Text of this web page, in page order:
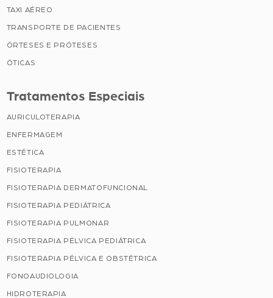
TAXI AÉREO
TRANSPORTE DE PACIENTES
ÓRTESES E PRÓTESES
ÓTICAS
Tratamentos Especiais
AURICULOTERAPIA
ENFERMAGEM
ESTÉTICA
FISIOTERAPIA
FISIOTERAPIA DERMATOFUNCIONAL
FISIOTERAPIA PEDIÁTRICA
FISIOTERAPIA PULMONAR
FISIOTERAPIA PÉLVICA PEDIÁTRICA
FISIOTERAPIA PÉLVICA E OBSTÉTRICA
FONOAUDIOLOGIA
HIDROTERAPIA